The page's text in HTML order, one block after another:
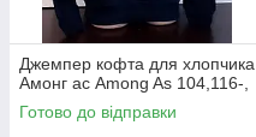
Джемпер кофта для хлопчика
Амонг ас Among As 104,116-,
Готово до відправки